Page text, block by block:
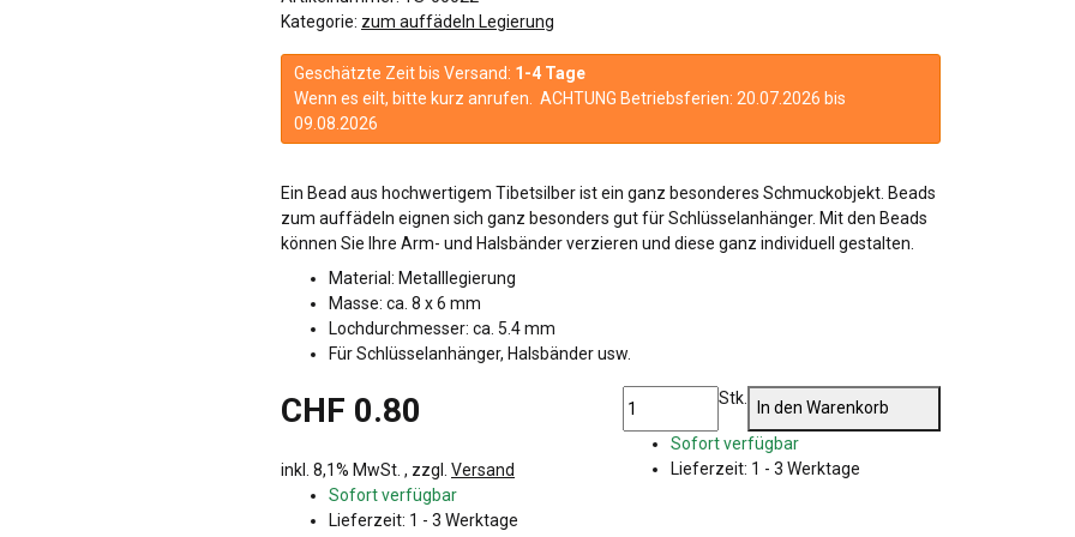
Kategorie: zum auffädeln Legierung
Geschätzte Zeit bis Versand: 1-4 Tage
Wenn es eilt, bitte kurz anrufen. ACHTUNG Betriebsferien: 20.07.2026 bis
09.08.2026
Ein Bead aus hochwertigem Tibetsilber ist ein ganz besonderes Schmuckobjekt. Beads
zum auffädeln eignen sich ganz besonders gut für Schlüsselanhänger. Mit den Beads
können Sie Ihre Arm- und Halsbänder verzieren und diese ganz individuell gestalten.
Material: Metalllegierung
Masse: ca. 8 x 6 mm
Lochdurchmesser: ca. 5.4 mm
Für Schlüsselanhänger, Halsbänder usw.
CHF 0.80
inkl. 8,1% MwSt. , zzgl. Versand
Sofort verfügbar
Lieferzeit: 1 - 3 Werktage
Stk.
In den Warenkorb
Sofort verfügbar
Lieferzeit: 1 - 3 Werktage